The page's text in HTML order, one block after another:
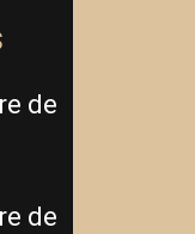
de
de